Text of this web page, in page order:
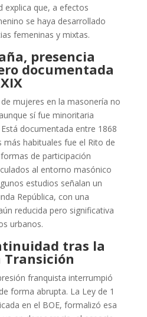
explica que, a efectos
se haya desarrollado
femeninas y mixtas.
presencia
documentada
mujeres en la masonería no
sí fue minoritaria
documentada entre 1868
más habituales fue el Rito de
de participación
al entorno masónico
estudios señalan un
República, con una
reducida pero significativa
urbanos.
tras la
franquista interrumpió
forma abrupta. La Ley de 1
en el BOE, formalizó esa